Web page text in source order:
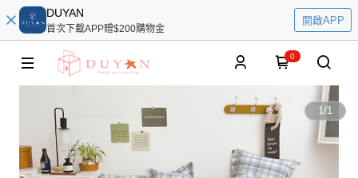
DUYAN
首次下載APP贈$200購物金
開啟APP
0
1/1